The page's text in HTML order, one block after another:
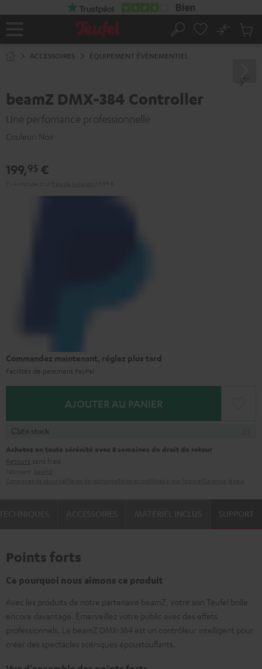
Page
Rechercher
No
ACCESSOIRES ÉQUIPEMENT ÉVÈNEMENTIEL
beamZ DMX-384 Controller
Une perfomance professionnelle
Couleur: Noir
199,95 €
Commandez maintenant, réglez plus tard
Facilités de paiement PayPal
AJOUTER AU PANIER
En stock
Achetez en toute sérénité avec 8 semaines de droit de retour
Retours sans frais
SUPPORT
Points forts
Ce pourquoi nous aimons ce produit
Avec les produits de notre partenaire beamZ, votre son Teufel brille
encore davantage. Émerveillez votre public avec des effets
professionnels. Le beamZ DMX-384 est un contrôleur intelligent pour
créer des spectacles scéniques époustouflants.